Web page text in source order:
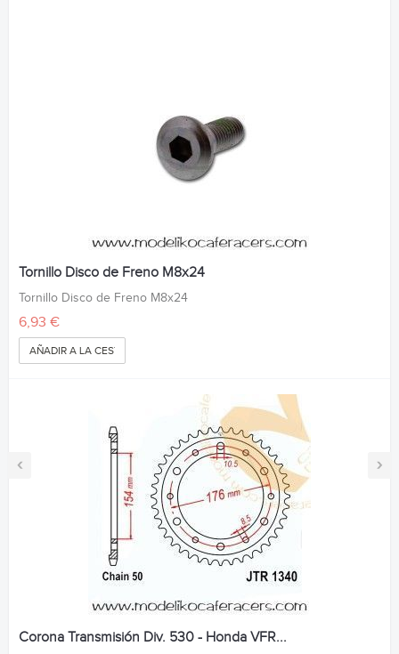
‹ ›
Tornillo Disco de Freno M8x24
Tornillo Disco de Freno M8x24
6,93 €
AÑADIR A LA CESTA
Corona Transmisión Div. 530 - Honda VFR...